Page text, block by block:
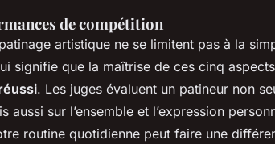
de compétition
artistique ne se limitent pas à la
signifie que la maîtrise de ces cinq
. Les juges évaluent un patineur non
aussi sur l’ensemble et l’expression
routine quotidienne peut faire une